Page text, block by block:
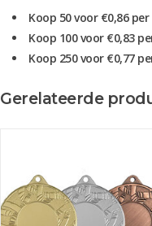
Koop 50 voor €0,86
Koop 100 voor €0,83
Koop 250 voor €0,77
Kleur lint
Medaille sticker op
Gerelateerde